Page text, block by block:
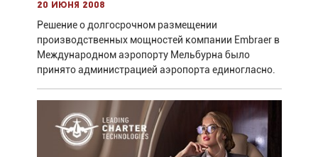
20 июня 2008
Решение о долгосрочном размещении
производственных мощностей компании Embraer в
Международном аэропорту Мельбурна было
принято администрацией аэропорта единогласно.